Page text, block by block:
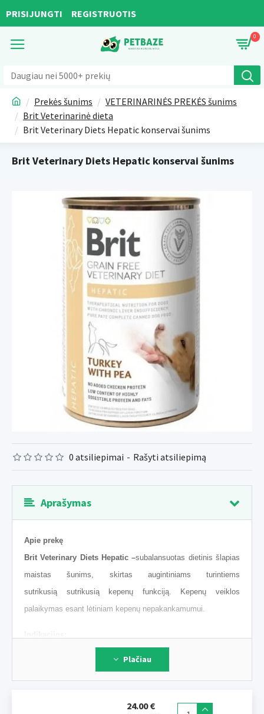
PRISIJUNGTI REGISTRUOTIS
0
Prekės šunims
VETERINARINĖS PREKĖS šunims
Brit Veterinarinė dieta
Brit Veterinary Diets Hepatic konservai šunims
Brit Veterinary Diets Hepatic konservai šunims
0 atsiliepimai - Rašyti atsiliepimą
24.00 €
Aprašymas
Apie prekę
Brit Veterinary Diets Hepatic –subalansuotas dietinis šlapias
maistas šunims, skirtas augintiniams turintiems
sutrikusią sutrikusią kepenų funkciją. Kepenų veiklos
palaikymas esant lėtiniam kepenų nepakankamumui.
Kepenų nepakankamumas.
Portosisteminis šuntas (PSS).
Plačiau